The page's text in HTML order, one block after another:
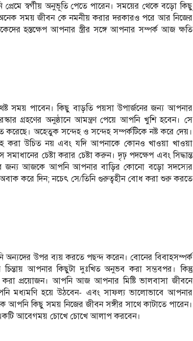
স্বর্গীয় অনুভূতি পেতে পারেন। সময়ের থেকে বড়ো কিছু
সময় জীবন কে নমনীয় করার দরকারও পরে আর নিজের
হস্তক্ষেপ আপনার স্ত্রীর সঙ্গে আপনার সম্পর্ক আজ ক্ষতি
সময় পাবেন। কিছু বাড়তি পয়সা উপার্জনের জন্য আপনার
গ্রহণের অনুষ্ঠানে আমন্ত্রণ পেয়ে আপনি খুশি হবেন। সে
করেছে। অহেতুক সন্দেহ ও সন্দেহ সম্পর্কটিকে নষ্ট করে দেয়।
করা উচিত নয় এবং যদি আপনাকে কোনও খাওয়া খাওয়া
চেষ্টা করার চেষ্টা করুন। দৃঢ় পদক্ষেপ এবং সিদ্ধান্ত
জন্য আজকে আপনি আপনার বাড়ির কোনো বড়ো সদস্যের
অবাক করে দিন; নচেৎ সে/তিনি গুরুত্বহীন বোধ করা শুরু করতে
উপর ব্যয় করতে পছন্দ করেন। বোনের বিবাহসম্পর্ক
আপনার কিছুটা দুঃখিত অনুভব করা সম্ভবপর। কিন্তু
প্রয়োজন। আপনি আজ আপনার মিষ্টি ভালবাসা জীবনে
মধ্যমণি হয়ে উঠবেন- এবং সাফল্য ভালোভাবে আপনার
কিছু সময় নিজের জীবন সঙ্গীর সাথে কাটাতে পারেন।
আবেগময় চোখে চোখে আলাপ করবেন।